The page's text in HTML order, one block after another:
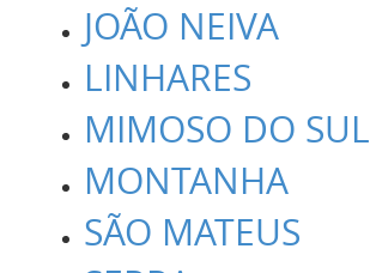
JOÃO NEIVA
LINHARES
MIMOSO DO SUL
MONTANHA
SÃO MATEUS